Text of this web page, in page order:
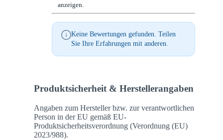
anzeigen.
Keine Bewertungen gefunden. Teilen
Sie Ihre Erfahrungen mit anderen.
Produktsicherheit & Herstellerangaben
Angaben zum Hersteller bzw. zur verantwortlichen
Person in der EU gemäß EU-
Produktsicherheitsverordnung (Verordnung (EU)
2023/988).